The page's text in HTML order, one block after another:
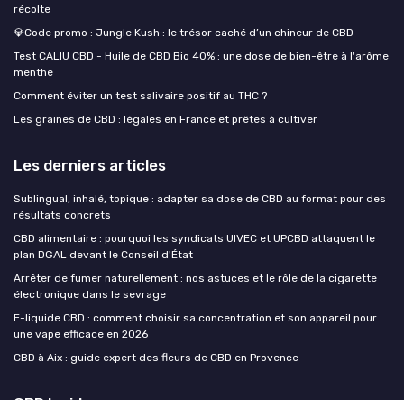
récolte
💎Code promo : Jungle Kush : le trésor caché d’un chineur de CBD
Test CALIU CBD - Huile de CBD Bio 40% : une dose de bien-être à l'arôme
menthe
Comment éviter un test salivaire positif au THC ?
Les graines de CBD : légales en France et prêtes à cultiver
Les derniers articles
Sublingual, inhalé, topique : adapter sa dose de CBD au format pour des
résultats concrets
CBD alimentaire : pourquoi les syndicats UIVEC et UPCBD attaquent le
plan DGAL devant le Conseil d'État
Arrêter de fumer naturellement : nos astuces et le rôle de la cigarette
électronique dans le sevrage
E-liquide CBD : comment choisir sa concentration et son appareil pour
une vape efficace en 2026
CBD à Aix : guide expert des fleurs de CBD en Provence